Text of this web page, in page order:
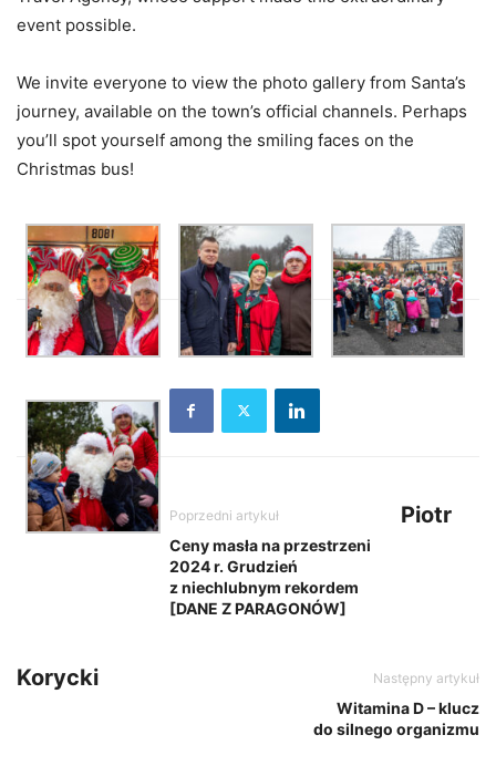
event possible.
We invite everyone to view the photo gallery from Santa’s
journey, available on the town’s official channels. Perhaps
you’ll spot yourself among the smiling faces on the
Christmas bus!
Poprzedni artykuł
Ceny masła na przestrzeni
2024 r. Grudzień
z niechlubnym rekordem
[DANE Z PARAGONÓW]
Następny artykuł
Witamina D – klucz
do silnego organizmu
Piotr
Korycki